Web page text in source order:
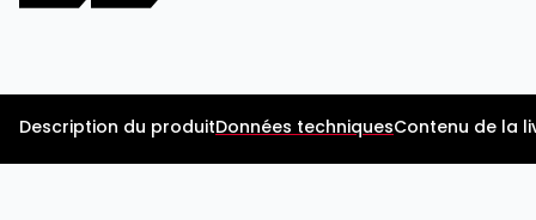
Description du produitDonnées techniquesContenu de la